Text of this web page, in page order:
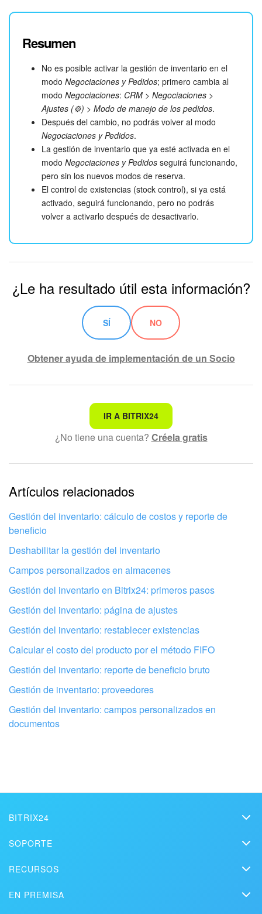
Resumen
No es posible activar la gestión de inventario en el
modo Negociaciones y Pedidos; primero cambia al
modo Negociaciones: CRM > Negociaciones >
Ajustes (⚙️) > Modo de manejo de los pedidos.
Después del cambio, no podrás volver al modo
Negociaciones y Pedidos.
La gestión de inventario que ya esté activada en el
modo Negociaciones y Pedidos seguirá funcionando,
pero sin los nuevos modos de reserva.
El control de existencias (stock control), si ya está
activado, seguirá funcionando, pero no podrás
volver a activarlo después de desactivarlo.
¿Le ha resultado útil esta información?
SÍ NO
Obtener ayuda de implementación de un Socio
No es lo que estoy buscando
Texto complicado e incomprensible
La información está desactualizada
La explicación es demasiado corta. Necesito más
información
No me gusta cómo funciona esta herramienta
Configura tu Bitrix24 con profesionales
IR A BITRIX24
¿No tiene una cuenta? Créela gratis
Artículos relacionados
Gestión del inventario: cálculo de costos y reporte de
beneficio
Deshabilitar la gestión del inventario
Campos personalizados en almacenes
Gestión del inventario en Bitrix24: primeros pasos
Gestión del inventario: página de ajustes
Gestión del inventario: restablecer existencias
Calcular el costo del producto por el método FIFO
Gestión del inventario: reporte de beneficio bruto
Gestión de inventario: proveedores
Gestión del inventario: campos personalizados en
documentos
BITRIX24
Kit de medios
Contacto
SOPORTE
Videos instructivos
RECURSOS
EN PREMISA